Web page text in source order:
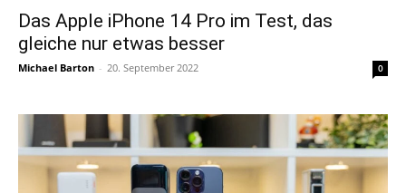
Das Apple iPhone 14 Pro im Test, das
gleiche nur etwas besser
Michael Barton - 20. September 2022 0